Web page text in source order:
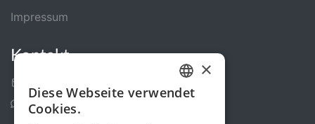
Impressum
Kontakt
Support Center
GERMAN
×
Diese Webseite verwendet
Cookies.